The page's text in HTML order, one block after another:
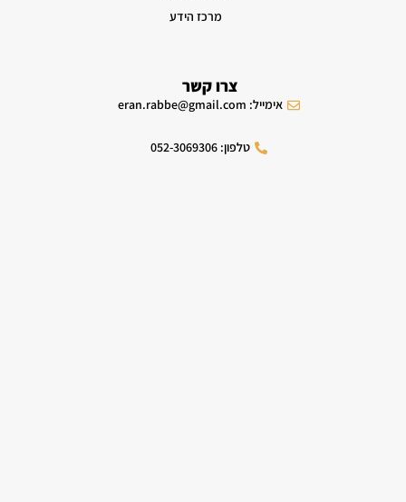
מרכז הידע
צרו קשר
אימייל: eran.rabbe@gmail.com
טלפון: 052-3069306